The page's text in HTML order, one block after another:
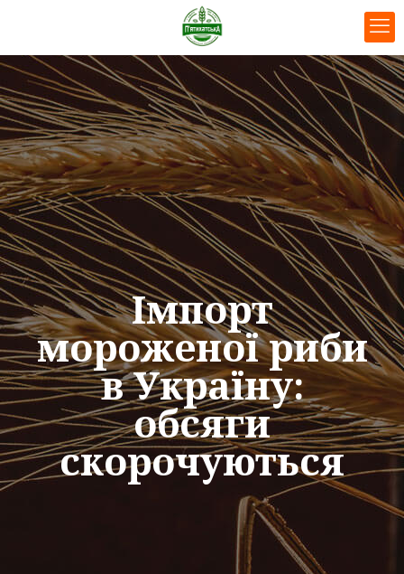
Імпорт
мороженої риби
в Україну:
обсяги
скорочуються